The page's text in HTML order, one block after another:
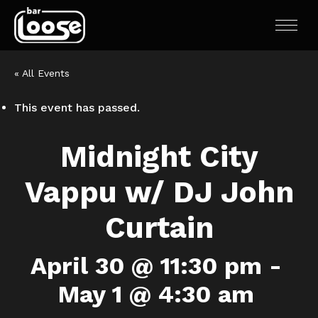
« All Events
This event has passed.
Midnight City
Vappu w/ DJ John
Curtain
April 30 @ 11:30 pm -
May 1 @ 4:30 am